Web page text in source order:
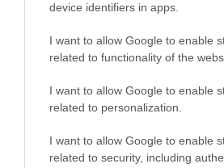
device identifiers in apps.
I want to allow Google to enable
related to functionality of the
I want to allow Google to enable
related to personalization.
I want to allow Google to enable
related to security, including
Εύβοια – ποδόσφαιρο:
εισιτηρίων διαρκείας του
Λίμνης